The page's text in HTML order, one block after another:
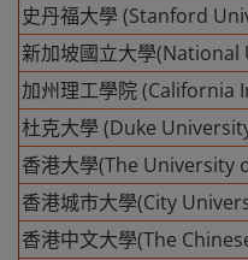
史丹福大學 (Stanford
新加坡國立大學
加州理工學院
杜克大學 (Duke
香港大學(The University
香港城市大學(City
香港中文大學(The